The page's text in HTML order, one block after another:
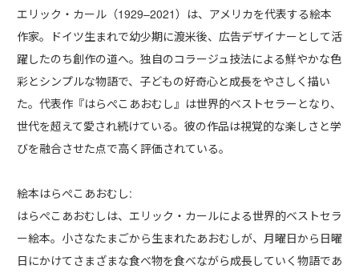
エリック・カール（1929–2021）は、アメリカを代表する絵本
作家。ドイツ生まれで幼少期に渡米後、広告デザイナーとして活
躍したのち創作の道へ。独自のコラージュ技法による鮮やかな色
彩とシンプルな物語で、子どもの好奇心と成長をやさしく描い
た。代表作『はらぺこあおむし』は世界的ベストセラーとなり、
世代を超えて愛され続けている。彼の作品は視覚的な楽しさと学
びを融合させた点で高く評価されている。
絵本はらぺこあおむし:
はらぺこあおむしは、エリック・カールによる世界的ベストセラ
ー絵本。小さなたまごから生まれたあおむしが、月曜日から日曜
日にかけてさまざまな食べ物を食べながら成長していく物語であ